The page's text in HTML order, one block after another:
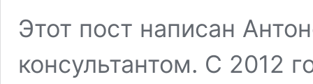
Этот пост написан
консультантом. С 2012